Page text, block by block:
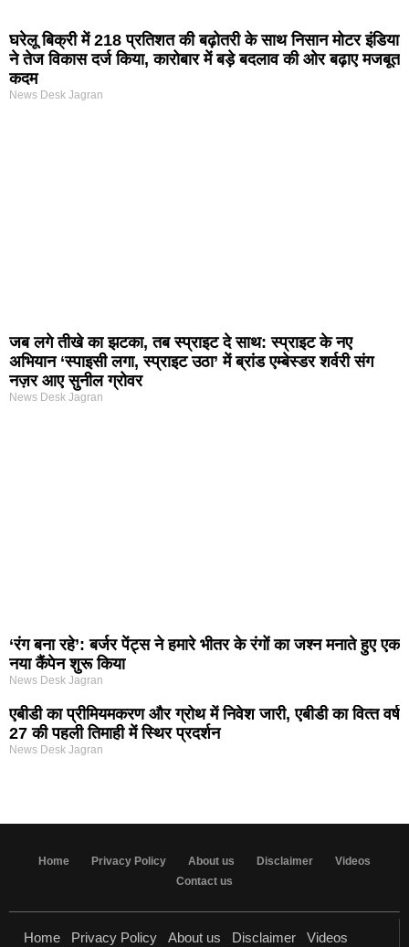
घरेलू बिक्री में 218 प्रतिशत की बढ़ोतरी के साथ निसान मोटर इंडिया
ने तेज विकास दर्ज किया, कारोबार में बड़े बदलाव की ओर बढ़ाए मजबूत
कदम
News Desk Jagran
जब लगे तीखे का झटका, तब स्प्राइट दे साथ: स्प्राइट के नए
अभियान ‘स्पाइसी लगा, स्प्राइट उठा’ में ब्रांड एम्बेस्डर शर्वरी संग
नज़र आए सुनील ग्रोवर
News Desk Jagran
‘रंग बना रहे’: बर्जर पेंट्स ने हमारे भीतर के रंगों का जश्न मनाते हुए एक
नया कैंपेन शुरू किया
News Desk Jagran
एबीडी का प्रीमियमकरण और ग्रोथ में निवेश जारी, एबीडी का वित्‍त वर्ष
27 की पहली तिमाही में स्थिर प्रदर्शन
News Desk Jagran
Home Privacy Policy About us Disclaimer
Videos
Contact us
Home Privacy Policy About us Disclaimer
Videos